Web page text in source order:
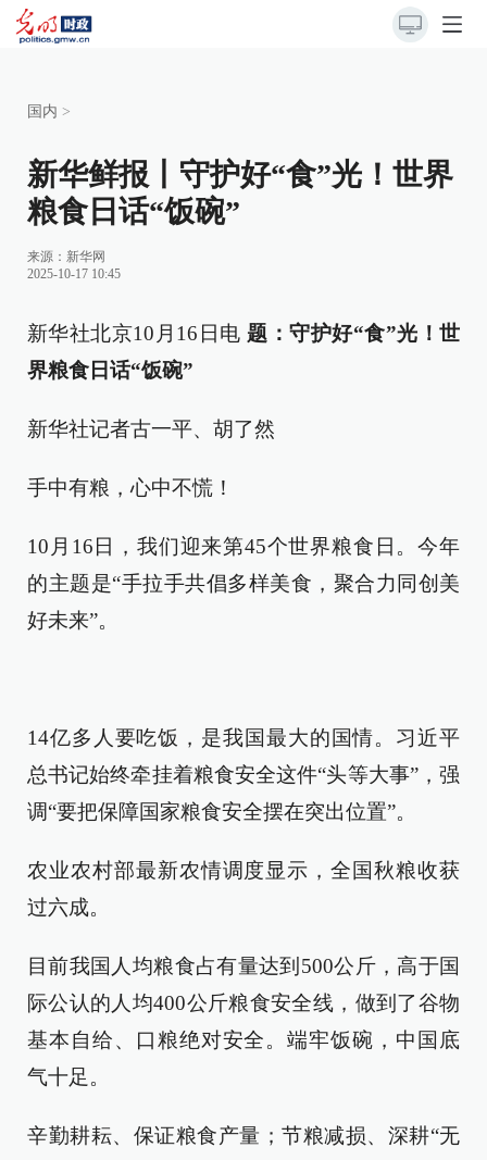
国内 >
新华鲜报丨守护好“食”光！世界
粮食日话“饭碗”
来源： 新华网
2025-10-17 10:45
新华社北京10月16日电 题：守护好“食”光！世
界粮食日话“饭碗”
新华社记者古一平、胡了然
手中有粮，心中不慌！
10月16日，我们迎来第45个世界粮食日。今年
的主题是“手拉手共倡多样美食，聚合力同创美
好未来”。
14亿多人要吃饭，是我国最大的国情。习近平
总书记始终牵挂着粮食安全这件“头等大事”，强
调“要把保障国家粮食安全摆在突出位置”。
农业农村部最新农情调度显示，全国秋粮收获
过六成。
目前我国人均粮食占有量达到500公斤，高于国
际公认的人均400公斤粮食安全线，做到了谷物
基本自给、口粮绝对安全。端牢饭碗，中国底
气十足。
辛勤耕耘、保证粮食产量；节粮减损、深耕“无